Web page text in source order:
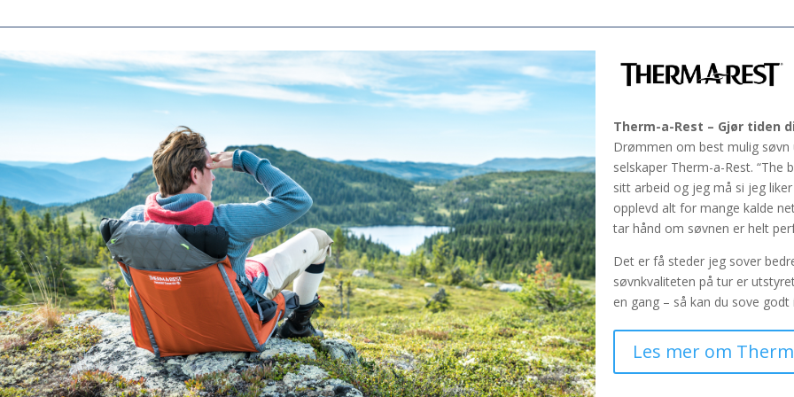
Therm-a-Rest – Gjør tiden
Drømmen om best mulig
selskaper Therm-a-Rest.
sitt arbeid og jeg må si jeg
opplevd alt for mange kalde
tar hånd om søvnen er helt
Det er få steder jeg sover
søvnkvaliteten på tur er
en gang – så kan du sove
Les mer om